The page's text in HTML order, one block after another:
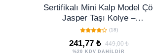
Sertifikalı Mini Kalp Model Çöl
Jasper Taşı Kolye –
Dayanıklılık, Denge ve
Topraklanma Taşı
(18)
241,77 ₺ 449,00 ₺
%20 KDV DAHİLDİR